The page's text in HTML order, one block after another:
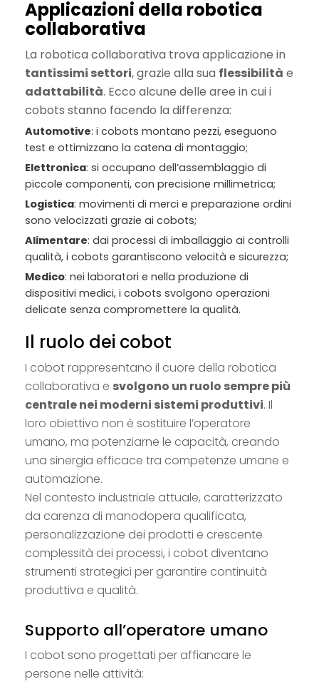
Applicazioni della robotica
collaborativa
La robotica collaborativa trova applicazione in
tantissimi settori, grazie alla sua flessibilità e
adattabilità. Ecco alcune delle aree in cui i
cobots stanno facendo la differenza:
Automotive: i cobots montano pezzi, eseguono
test e ottimizzano la catena di montaggio;
Elettronica: si occupano dell’assemblaggio di
piccole componenti, con precisione millimetrica;
Logistica: movimenti di merci e preparazione ordini
sono velocizzati grazie ai cobots;
Alimentare: dai processi di imballaggio ai controlli
qualità, i cobots garantiscono velocità e sicurezza;
Medico: nei laboratori e nella produzione di
dispositivi medici, i cobots svolgono operazioni
delicate senza compromettere la qualità.
Il ruolo dei cobot
I cobot rappresentano il cuore della robotica
collaborativa e svolgono un ruolo sempre più
centrale nei moderni sistemi produttivi. Il
loro obiettivo non è sostituire l’operatore
umano, ma potenziarne le capacità, creando
una sinergia efficace tra competenze umane e
automazione.
Nel contesto industriale attuale, caratterizzato
da carenza di manodopera qualificata,
personalizzazione dei prodotti e crescente
complessità dei processi, i cobot diventano
strumenti strategici per garantire continuità
produttiva e qualità.
Supporto all’operatore umano
I cobot sono progettati per affiancare le
persone nelle attività: